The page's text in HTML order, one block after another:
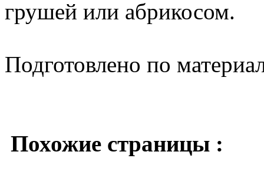
грушей или абрикосом.
Подготовлено по
Похожие страницы :